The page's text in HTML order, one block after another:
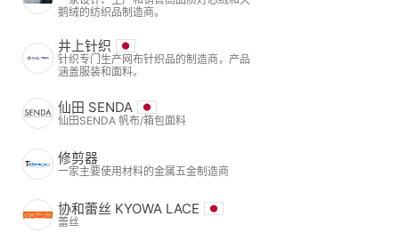
鹅绒的纺织品制造商。
井上针织
针织专门生产网布针织品的制造商，产品
涵盖服装和面料。
仙田 SENDA
仙田SENDA 帆布/箱包面料
修剪器
一家主要使用材料的金属五金制造商
协和蕾丝 KYOWA LACE
蕾丝